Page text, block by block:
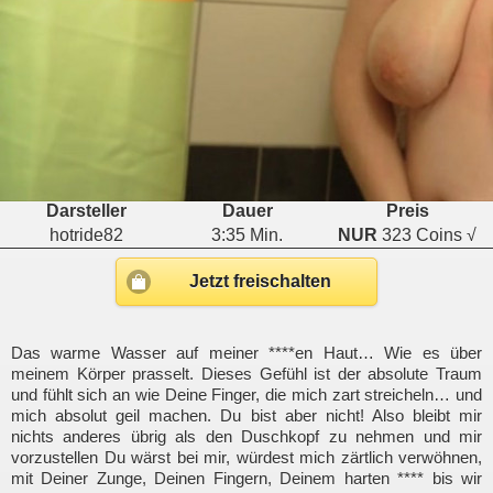
Darsteller Dauer
Preis
hotride82
3:35 Min. NUR 323 Coins √
Jetzt freischalten
Das warme Wasser auf meiner ****en Haut… Wie es über
meinem Körper prasselt. Dieses Gefühl ist der absolute Traum
und fühlt sich an wie Deine Finger, die mich zart streicheln… und
mich absolut geil machen. Du bist aber nicht! Also bleibt mir
nichts anderes übrig als den Duschkopf zu nehmen und mir
vorzustellen Du wärst bei mir, würdest mich zärtlich verwöhnen,
mit Deiner Zunge, Deinen Fingern, Deinem harten **** bis wir